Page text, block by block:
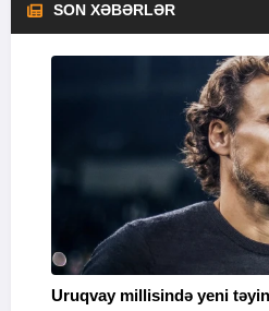
SON XƏBƏRLƏR
Uruqvay millisində yeni